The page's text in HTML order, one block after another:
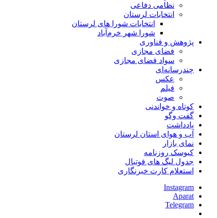
نظامی دفاعی
انتخابات لرستان
انتخابات شورا های لرستان
شورا شهر خرم‌آباد
پژوهش و فناوری
فضای مجازی
سواد فضای مجازی
چندرسانه‌ای
عكس
فیلم
صوت
کوتاه و خواندنی
گفت وگو
یادداشت
آب و هوای استان لرستان
نمای بازار
کیوسک روزنامه
جدول لیگ های فوتبال
استعلام کارت خبرنگاری
Instagram
Aparat
Telegram